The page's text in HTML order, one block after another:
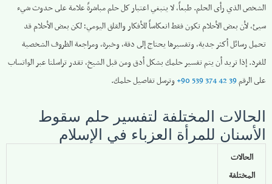
الشخص الذي رأى الحلم. طبعاً، لا ينبغي اعتبار كل حلم مباشرةً علامة على حدوث شيء
سيئ، لأن بعض الأحلام تكون فقط انعكاساً للأفكار والقلق اليومي؛ لكن بعض الأحلام قد
تحمل رسائل أكثر جدية، وتفسيرها يحتاج إلى دقة، وخبرة، ومراجعة الظروف الشخصية
للفرد. إذا تريد أن يتم تفسير حلمك بشكل أدق ومن قبل الشيخ، تقدر تراسلنا عبر الواتساب
على الرقم ‎+90 539 374 42 39 وترسل تفاصيل حلمك.
الحالات المختلفة لتفسير حلم سقوط
الأسنان للمرأة العزباء في الإسلام
الحالات
المختلفة